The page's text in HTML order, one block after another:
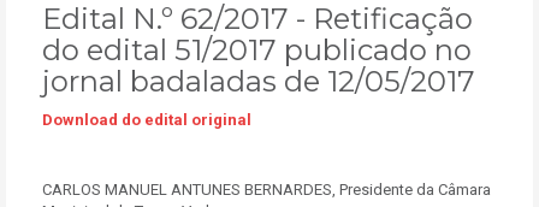
Edital N.º 62/2017 - Retificação
do edital 51/2017 publicado no
jornal badaladas de 12/05/2017
Download do edital original
CARLOS MANUEL ANTUNES BERNARDES, Presidente da Câmara